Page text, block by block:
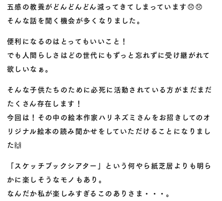
五感の教養がどんどんどん減ってきてしまっています😞😞
そんな話を聞く機会が多くなりました。
便利になるのはとってもいいこと！
でも人間らしさはどの世代にもずっと忘れずに受け継がれて
欲しいなぁ。
そんな子供たちのために必死に活動されている方がまだまだ
たくさん存在します！
今回は！その中の絵本作家ハリネズミさんをお招きしてのオ
リジナル絵本の読み聞かせをしていただけることになりまし
た🙌
「スケッチブックシアター」という何やら紙芝居よりも明ら
かに楽しそうなモノもあり。
なんだか私が楽しみすぎるこのありさま・・・。